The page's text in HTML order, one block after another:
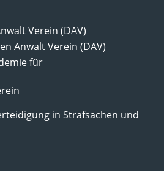
Verein (DAV)
Anwalt Verein (DAV)
für
in Strafsachen und